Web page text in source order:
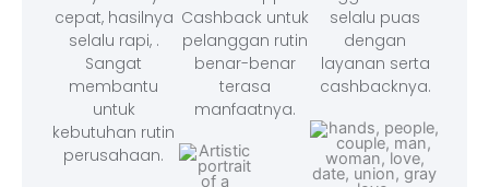
cepat, hasilnya
selalu rapi, .
Sangat
membantu
untuk
kebutuhan rutin
perusahaan.
Cashback untuk
pelanggan rutin
benar-benar
terasa
manfaatnya.
selalu puas
dengan
layanan serta
cashbacknya.